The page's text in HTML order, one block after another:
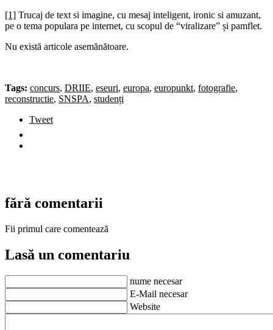
[1] Trucaj de text si imagine, cu mesaj inteligent, ironic si amuzant,
pe o tema populara pe internet, cu scopul de “viralizare” și pamflet.
Nu există articole asemănătoare.
Tags: concurs, DRIIE, eseuri, europa, europunkt, fotografie,
reconstructie, SNSPA, studenți
Tweet
fără comentarii
Fii primul care comentează
Lasă un comentariu
nume necesar
E-Mail necesar
Website